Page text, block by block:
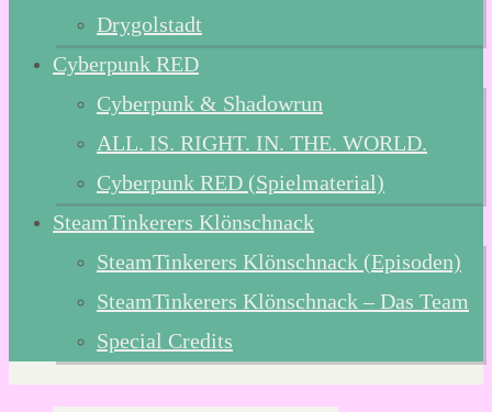
Drygolstadt
Cyberpunk RED
Cyberpunk & Shadowrun
ALL. IS. RIGHT. IN. THE. WORLD.
Cyberpunk RED (Spielmaterial)
SteamTinkerers Klönschnack
SteamTinkerers Klönschnack (Episoden)
SteamTinkerers Klönschnack – Das Team
Special Credits